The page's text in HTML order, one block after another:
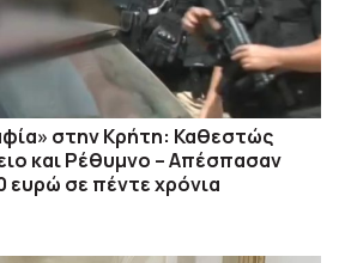
στην Κρήτη: Καθεστώς
και Ρέθυμνο – Απέσπασαν
σε πέντε χρόνια